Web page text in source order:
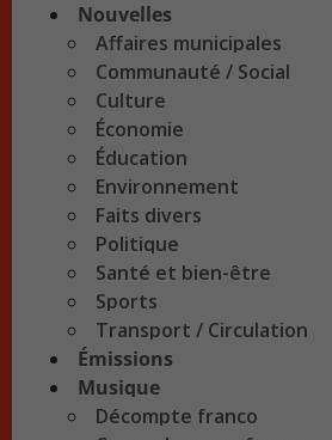
Nouvelles
Affaires municipales
Communauté / Social
Culture
Économie
Éducation
Environnement
Faits divers
Politique
Santé et bien-être
Sports
Transport / Circulation
Émissions
Musique
Décompte franco